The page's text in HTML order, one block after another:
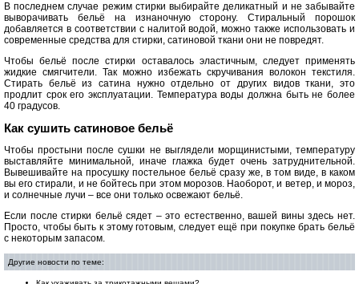
В последнем случае режим стирки выбирайте деликатный и не забывайте
выворачивать бельё на изнаночную сторону. Стиральный порошок
добавляется в соответствии с налитой водой, можно также использовать и
современные средства для стирки, сатиновой ткани они не повредят.
Чтобы бельё после стирки оставалось эластичным, следует применять
жидкие смягчители. Так можно избежать скручивания волокон текстиля.
Стирать бельё из сатина нужно отдельно от других видов ткани, это
продлит срок его эксплуатации. Температура воды должна быть не более
40 градусов.
Как сушить сатиновое бельё
Чтобы простыни после сушки не выглядели морщинистыми, температуру
выставляйте минимальной, иначе глажка будет очень затруднительной.
Вывешивайте на просушку постельное бельё сразу же, в том виде, в каком
вы его стирали, и не бойтесь при этом морозов. Наоборот, и ветер, и мороз,
и солнечные лучи – все они только освежают бельё.
Если после стирки бельё сядет – это естественно, вашей вины здесь нет.
Просто, чтобы быть к этому готовым, следует ещё при покупке брать бельё
с некоторым запасом.
Другие новости по теме: